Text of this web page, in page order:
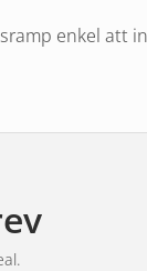
enkel att
ditt behov.
en 3-års
är